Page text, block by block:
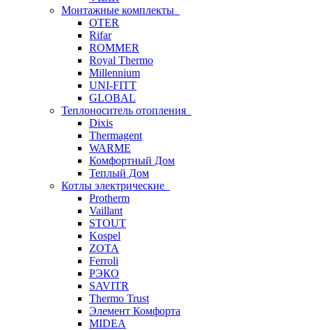
Монтажные комплекты
OTER
Rifar
ROMMER
Royal Thermo
Millennium
UNI-FITT
GLOBAL
Теплоноситель отопления
Dixis
Thermagent
WARME
Комфортный Дом
Теплый Дом
Котлы электрические
Protherm
Vaillant
STOUT
Kospel
ZOTA
Ferroli
РЭКО
SAVITR
Thermo Trust
Элемент Комфорта
MIDEA